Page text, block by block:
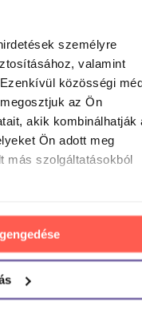
személyre
valamint
közösségi
az Ön
akik kombinálhatják
Ön adott meg
más szolgáltatásokból